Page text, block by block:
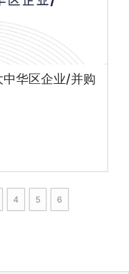
华区企业/并购
4 5 6